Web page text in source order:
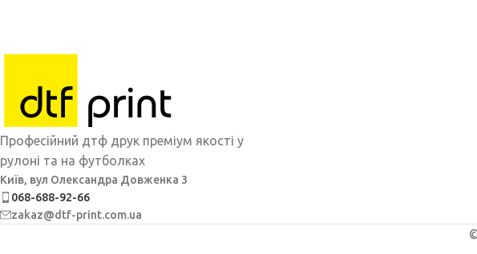
Професійний дтф друк преміум якості у
рулоні та на футболках
Київ, вул Олександра Довженка 3
068-688-92-66
zakaz@dtf-print.com.ua